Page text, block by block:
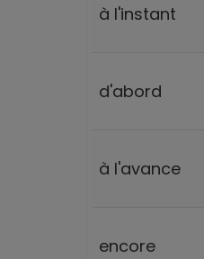
à l'instant
d'abord
à l'avance
encore